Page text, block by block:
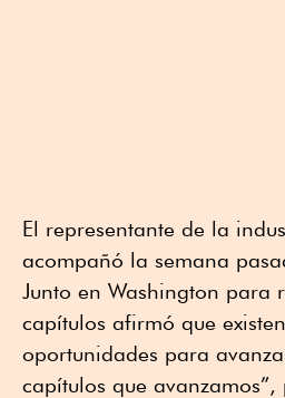
El representante de la
acompañó la semana
Junto en Washington para
capítulos afirmó que
oportunidades para
capítulos que